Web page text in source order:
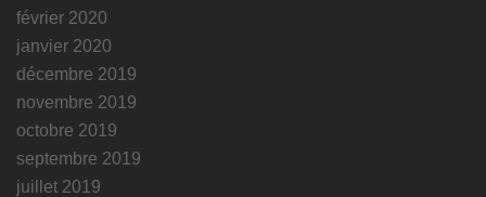
février 2020
janvier 2020
décembre 2019
novembre 2019
octobre 2019
septembre 2019
juillet 2019